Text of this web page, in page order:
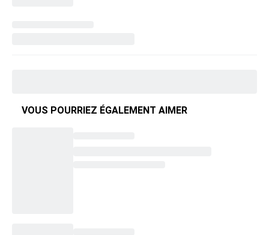
VOUS POURRIEZ ÉGALEMENT AIMER